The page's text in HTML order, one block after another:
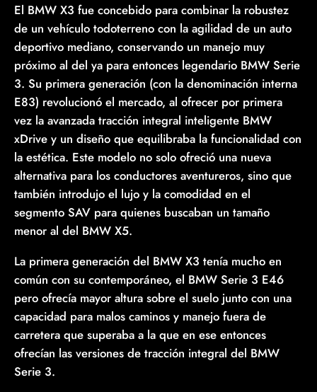
El BMW X3 fue concebido para combinar la robustez
de un vehículo todoterreno con la agilidad de un auto
deportivo mediano, conservando un manejo muy
próximo al del ya para entonces legendario BMW Serie
3. Su primera generación (con la denominación interna
E83) revolucionó el mercado, al ofrecer por primera
vez la avanzada tracción integral inteligente BMW
xDrive y un diseño que equilibraba la funcionalidad con
la estética. Este modelo no solo ofreció una nueva
alternativa para los conductores aventureros, sino que
también introdujo el lujo y la comodidad en el
segmento SAV para quienes buscaban un tamaño
menor al del BMW X5.
La primera generación del BMW X3 tenía mucho en
común con su contemporáneo, el BMW Serie 3 E46
pero ofrecía mayor altura sobre el suelo junto con una
capacidad para malos caminos y manejo fuera de
carretera que superaba a la que en ese entonces
ofrecían las versiones de tracción integral del BMW
Serie 3.